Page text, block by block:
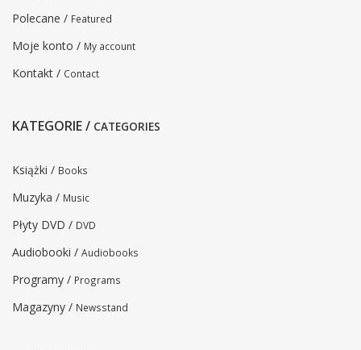
Polecane / Featured
Moje konto / My account
Kontakt / Contact
KATEGORIE / CATEGORIES
Książki / Books
Muzyka / Music
Płyty DVD / DVD
Audiobooki / Audiobooks
Programy / Programs
Magazyny / Newsstand